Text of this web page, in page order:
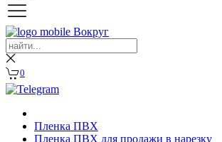
0
Пленка ПВХ
Пленка ПВХ для продажи в нарезку